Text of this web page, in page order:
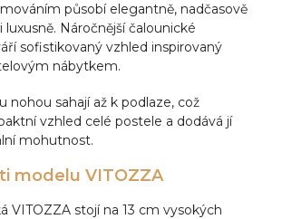
působí elegantně, nadčasově
Náročnější čalounické
sofistikovaný vzhled inspirovaný
nábytkem.
nohou sahají až k podlaze, což
vzhled celé postele a dodává jí
mohutnost.
modelu VITOZZA
VITOZZA stojí na 13 cm vysokých